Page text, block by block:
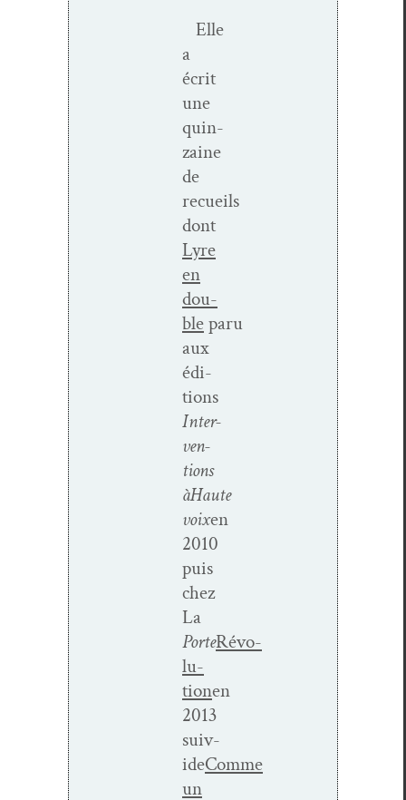
Elle
a
écrit
une
quin­
zaine
de
recueils
dont
Lyre
en
dou­
bleparu
aux
édi­
tions
Inter­
ven­
tions
àHaute
voixen
2010
puis
chez
La
PorteRévo­
lu­
tionen
2013
sui­v­
ideComme
un